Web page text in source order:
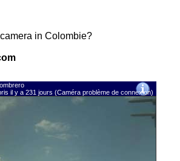
in Colombie?
il y a 231 jours (Caméra problème de connexion)